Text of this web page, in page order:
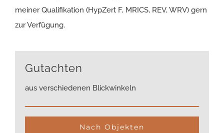
meiner Qualifikation (HypZert F, MRICS, REV, WRV) gern
zur Verfügung.
Gutachten
aus verschiedenen Blickwinkeln
Nach Objekten